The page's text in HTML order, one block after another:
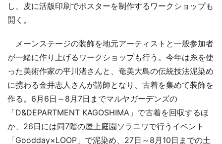
し、皮に活版印刷でポスターを制作するワークショップも
開く。
メーンステージの装飾を地元アーティストと一般参加者
が一緒に作り上げるワークショップも行う。今年は糸を使
った美術作家の平川渚さんと、奄美大島の伝統技法泥染め
に携わる金井志人さんが講師となり、古着を集めて装飾を
作る。6月6日～8月7日までマルヤガーデンズの
「D&DEPARTMENT KAGOSHIMA」で古着を回収するほ
か、26日には同7階の屋上庭園ソラニワで行うイベント
「Goodday×LOOP」で泥染め、27日～8月10日までの土